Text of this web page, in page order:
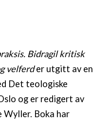
Bidragil kritisk
velferder utgitt av en
Det teologiske
og er redigert av
Wyller. Boka har